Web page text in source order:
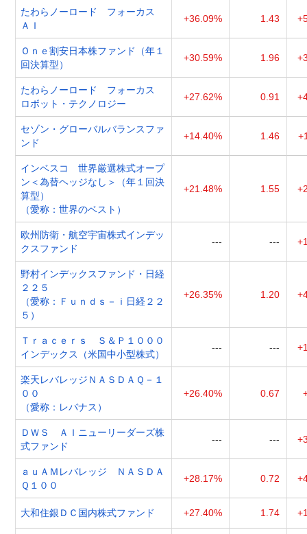
たわらノーロード フォーカス
ＡＩ
+36.09% 1.43
Ｏｎｅ割安日本株ファンド（年１
回決算型）
+30.59% 1.96
たわらノーロード フォーカス
ロボット・テクノロジー
+27.62% 0.91
セゾン・グローバルバランスファ
ンド
+14.40% 1.46
インベスコ 世界厳選株式オープ
ン＜為替ヘッジなし＞（年１回決
算型）
（愛称：世界のベスト）
+21.48% 1.55
欧州防衛・航空宇宙株式インデッ
クスファンド
--- ---
野村インデックスファンド・日経
２２５
（愛称：Ｆｕｎｄｓ－ｉ日経２２
５）
+26.35% 1.20
Ｔｒａｃｅｒｓ Ｓ＆Ｐ１０００
インデックス（米国中小型株式）
--- ---
楽天レバレッジＮＡＳＤＡＱ－１
００
（愛称：レバナス）
+26.40% 0.67
ＤＷＳ ＡＩニューリーダーズ株
式ファンド
--- ---
ａｕＡＭレバレッジ ＮＡＳＤＡ
Ｑ１００
+28.17% 0.72
大和住銀ＤＣ国内株式ファンド +27.40% 1.74